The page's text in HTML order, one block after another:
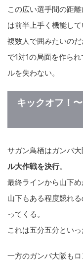
この広い選手間の距
は前半上手く機能して
複数人で囲みたいの
で1対1の局面を作ら
ルを失わない。
キックオフ！
サガン鳥栖はガンバ大
ル大作戦を決行。
最終ラインから山下め
山下もある程度競れ
ってくる。
これは五分五分といっ
一方のガンバ大阪も